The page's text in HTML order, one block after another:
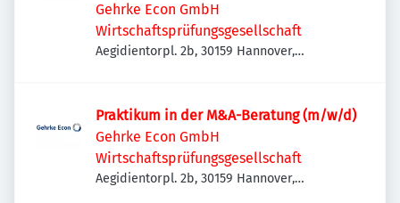
Gehrke Econ GmbH
Wirtschaftsprüfungsgesellschaft
Aegidientorpl. 2b, 30159 Hannover,
Praktikum in der M&A-Beratung (m/w/d)
Gehrke Econ GmbH
Wirtschaftsprüfungsgesellschaft
Aegidientorpl. 2b, 30159 Hannover,